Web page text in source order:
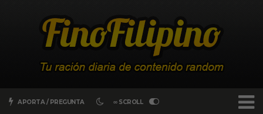
APORTA / PREGUNTA ∞ SCROLL